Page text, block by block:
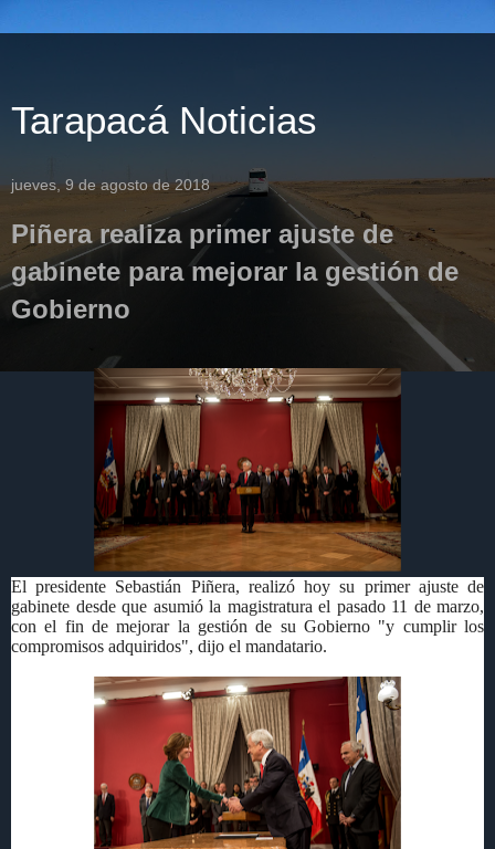
Tarapacá Noticias
jueves, 9 de agosto de 2018
Piñera realiza primer ajuste de
gabinete para mejorar la gestión de
Gobierno
El presidente Sebastián Piñera, realizó hoy su primer ajuste de
gabinete desde que asumió la magistratura el pasado 11 de marzo,
con el fin de mejorar la gestión de su Gobierno "y cumplir los
compromisos adquiridos", dijo el mandatario.